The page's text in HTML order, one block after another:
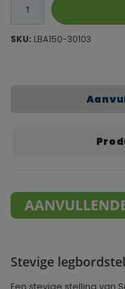
SKU: LBA150-30103
Stevige
Een stevige stelling van